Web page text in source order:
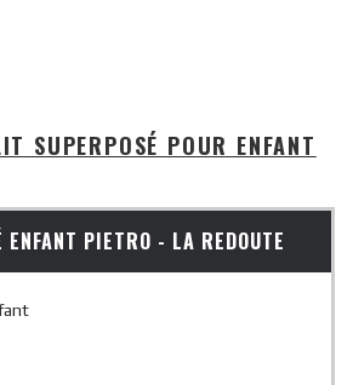
SUPERPOSÉ POUR ENFANT
PIETRO - LA REDOUTE